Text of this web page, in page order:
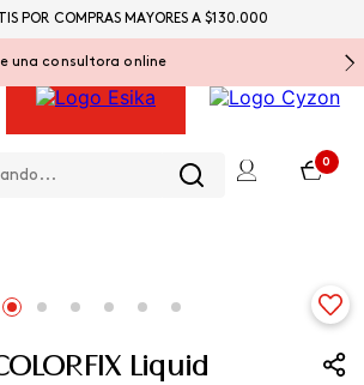
una consultora online
0
POR COMPRAS MAYORES A $130.000
Liquid